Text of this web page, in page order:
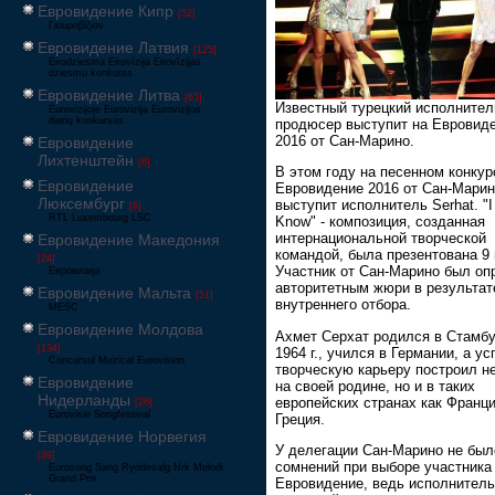
Евровидение Кипр [52]
Γιουροβίζιον
Евровидение Латвия [125]
Eirodziesma Eirovīzija Eirovīzijas
dziesmu konkurss
Евровидение Литва [65]
Eurovizijoje Eurovizija Eurovizijos
dainų konkursas
Евровидение
Лихтенштейн [6]
Евровидение
Люксембург [6]
RTL Luxembourg LSC
Евровидение Македония
[24]
Евровизија
Евровидение Мальта [51]
MESC
Евровидение Молдова
[134]
Concursul Muzical Eurovision
Евровидение
Нидерланды [26]
Eurovisie Songfestival
Евровидение Норвегия
[39]
Eurosong Sang Ryddesalg Nrk Melodi
Grand Prix
Известный турецкий
продюсер выступит на
2016 от Сан-Марино.
В этом году на песенном
Евровидение 2016 от Сан-
выступит исполнитель Serhat.
Know" - композиция, созданная
интернациональной творческой
командой, была презентована 9
Участник от Сан-Марино был
авторитетным жюри в
внутреннего отбора.
Ахмет Серхат родился в
1964 г., учился в Германии, а
творческую карьеру построил
на своей родине, но и в таких
европейских странах как
Греция.
У делегации Сан-Марино не
сомнений при выборе участника
Евровидение, ведь